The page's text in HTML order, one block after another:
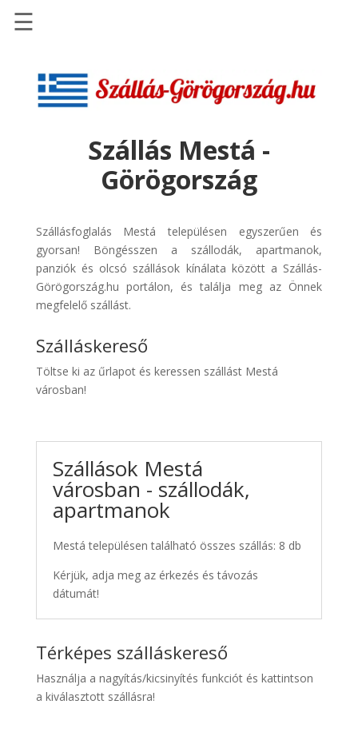
Szállások
Repülőjegy
pénzvisszatérítéssel
Discover
Cars
Transzfer
Kiwi
Taxi
☰
Szállás Mestá -
Görögország
Szállásfoglalás Mestá településen egyszerűen és
gyorsan! Böngésszen a szállodák, apartmanok,
panziók és olcsó szállások kínálata között a Szállás-
Görögország.hu portálon, és találja meg az Önnek
megfelelő szállást.
Szálláskereső
Töltse ki az űrlapot és keressen szállást Mestá
városban!
Szállások Mestá
városban - szállodák,
apartmanok
Mestá településen található összes szállás: 8 db
Kérjük, adja meg az érkezés és távozás
dátumát!
Térképes szálláskereső
Használja a nagyítás/kicsinyítés funkciót és kattintson
a kiválasztott szállásra!